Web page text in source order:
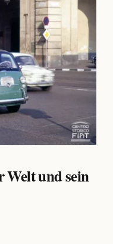
Welt und sein